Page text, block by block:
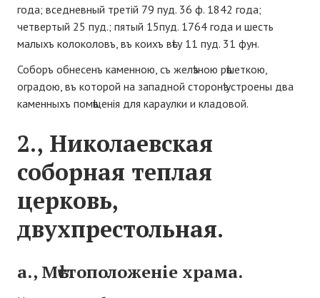
года; вседневный третій 79 пуд. 36 ф. 1842 года;
четвертый 25 пуд.; пятый 15пуд. 1764 года и шесть
малыхъ колоколовъ, въ коихъ вѣсу 11 пуд. 31 фун.
Соборъ обнесенъ каменною, съ желѣзною рѣшеткою,
оградою, въ которой на западной сторонѣ устроены два
каменныхъ помѣщенія для караулки и кладовой.
2., Николаевская
соборная теплая
церковь,
двухпрестольная.
а., Мѣстоположеніе храма.